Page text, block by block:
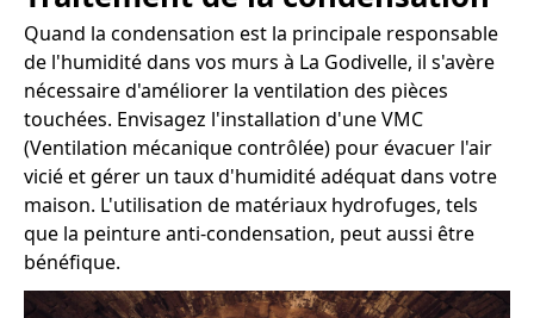
Quand la condensation est la principale responsable
de l'humidité dans vos murs à La Godivelle, il s'avère
nécessaire d'améliorer la ventilation des pièces
touchées. Envisagez l'installation d'une VMC
(Ventilation mécanique contrôlée) pour évacuer l'air
vicié et gérer un taux d'humidité adéquat dans votre
maison. L'utilisation de matériaux hydrofuges, tels
que la peinture anti-condensation, peut aussi être
bénéfique.